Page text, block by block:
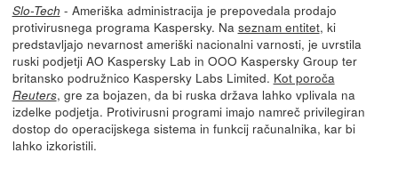
Slo-Tech - Ameriška administracija je prepovedala prodajo
protivirusnega programa Kaspersky. Na seznam entitet, ki
predstavljajo nevarnost ameriški nacionalni varnosti, je uvrstila
ruski podjetji AO Kaspersky Lab in OOO Kaspersky Group ter
britansko podružnico Kaspersky Labs Limited. Kot poroča
Reuters, gre za bojazen, da bi ruska država lahko vplivala na
izdelke podjetja. Protivirusni programi imajo namreč privilegiran
dostop do operacijskega sistema in funkcij računalnika, kar bi
lahko izkoristili.